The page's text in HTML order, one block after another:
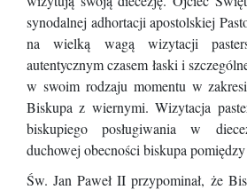
synodalnej adhortacji apostolskiej
na wielką wagą wizytacji
autentycznym czasem łaski i
w swoim rodzaju momentu w
Biskupa z wiernymi. Wizytacja
biskupiego posługiwania w
duchowej obecności biskupa
Św. Jan Paweł II przypominał, że